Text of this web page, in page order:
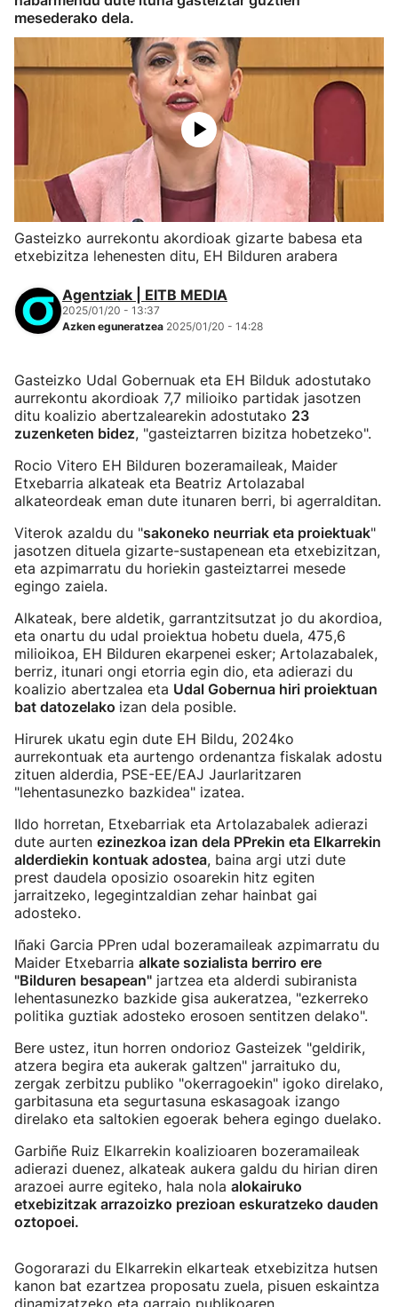
mesederako dela.
Gasteizko aurrekontu akordioak gizarte babesa eta
etxebizitza lehenesten ditu, EH Bilduren arabera
Agentziak | EITB MEDIA
2025/01/20 - 13:37
Azken eguneratzea 2025/01/20 - 14:28
Gasteizko Udal Gobernuak eta EH Bilduk adostutako
aurrekontu akordioak 7,7 milioiko partidak jasotzen
ditu koalizio abertzalearekin adostutako 23
zuzenketen bidez, "gasteiztarren bizitza hobetzeko".
Rocio Vitero EH Bilduren bozeramaileak, Maider
Etxebarria alkateak eta Beatriz Artolazabal
alkateordeak eman dute itunaren berri, bi agerralditan.
Viterok azaldu du "sakoneko neurriak eta proiektuak"
jasotzen dituela gizarte-sustapenean eta etxebizitzan,
eta azpimarratu du horiekin gasteiztarrei mesede
egingo zaiela.
Alkateak, bere aldetik, garrantzitsutzat jo du akordioa,
eta onartu du udal proiektua hobetu duela, 475,6
milioikoa, EH Bilduren ekarpenei esker; Artolazabalek,
berriz, itunari ongi etorria egin dio, eta adierazi du
koalizio abertzalea eta Udal Gobernua hiri proiektuan
bat datozelako izan dela posible.
Hirurek ukatu egin dute EH Bildu, 2024ko
aurrekontuak eta aurtengo ordenantza fiskalak adostu
zituen alderdia, PSE-EE/EAJ Jaurlaritzaren
"lehentasunezko bazkidea" izatea.
Ildo horretan, Etxebarriak eta Artolazabalek adierazi
dute aurten ezinezkoa izan dela PPrekin eta Elkarrekin
alderdiekin kontuak adostea, baina argi utzi dute
prest daudela oposizio osoarekin hitz egiten
jarraitzeko, legegintzaldian zehar hainbat gai
adosteko.
Iñaki Garcia PPren udal bozeramaileak azpimarratu du
Maider Etxebarria alkate sozialista berriro ere
"Bilduren besapean" jartzea eta alderdi subiranista
lehentasunezko bazkide gisa aukeratzea, "ezkerreko
politika guztiak adosteko erosoen sentitzen delako".
Bere ustez, itun horren ondorioz Gasteizek "geldirik,
atzera begira eta aukerak galtzen" jarraituko du,
zergak zerbitzu publiko "okerragoekin" igoko direlako,
garbitasuna eta segurtasuna eskasagoak izango
direlako eta saltokien egoerak behera egingo duelako.
Garbiñe Ruiz Elkarrekin koalizioaren bozeramaileak
adierazi duenez, alkateak aukera galdu du hirian diren
arazoei aurre egiteko, hala nola alokairuko
etxebizitzak arrazoizko prezioan eskuratzeko dauden
oztopoei.
Gogorarazi du Elkarrekin elkarteak etxebizitza hutsen
kanon bat ezartzea proposatu zuela, pisuen eskaintza
dinamizatzeko eta garraio publikoaren